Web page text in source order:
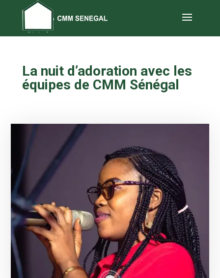
La nuit d’adoration avec les
équipes de CMM Sénégal